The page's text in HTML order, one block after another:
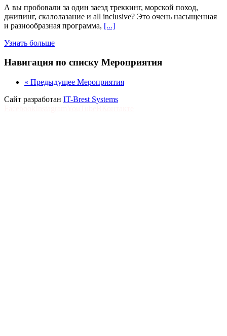
А вы пробовали за один заезд треккинг, морской поход,
джипинг, скалолазание и all inclusive? Это очень насыщенная
и разнообразная программа, [...]
Узнать больше
Навигация по списку Мероприятия
« Предыдущее Мероприятия
Сайт разработан IT-Brest Systems